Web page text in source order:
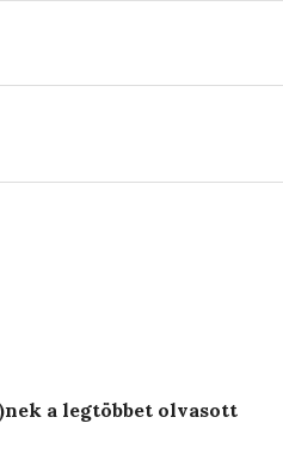
a legtöbbet olvasott